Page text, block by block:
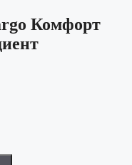
Комфорт